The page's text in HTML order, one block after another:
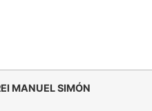
MANUEL SIMÓN